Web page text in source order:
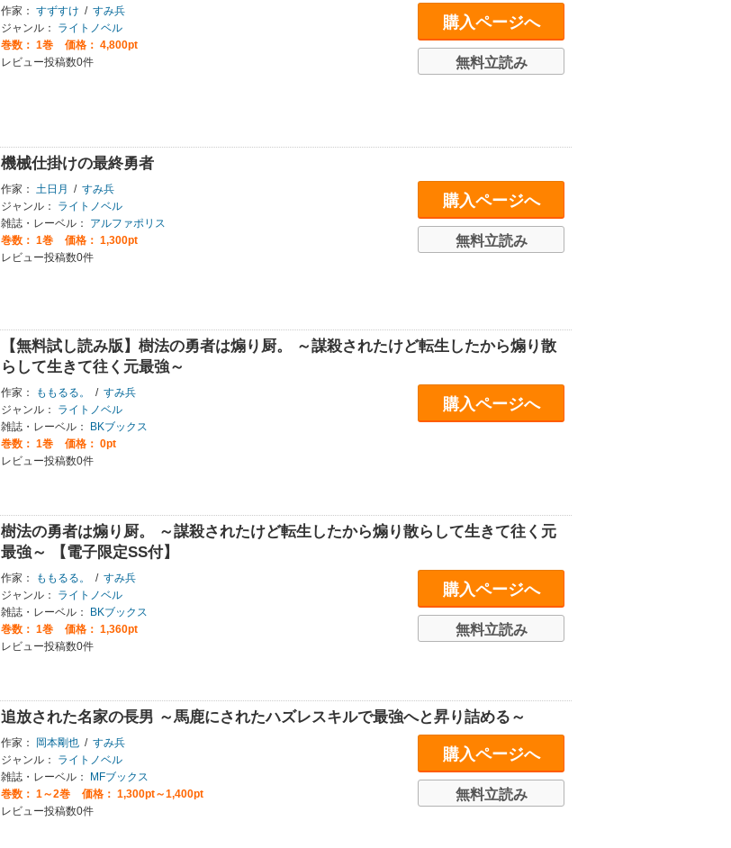
作家： すずすけ / すみ兵
ジャンル：
ライトノベル
巻数： 1巻
価格： 4,800pt
レビュー投稿数0件
購入ページへ
無料立読み
機械仕掛けの最終勇者
作家： 土日月 / すみ兵
ジャンル：
ライトノベル
雑誌・レーベル：
アルファポリス
巻数： 1巻
価格： 1,300pt
レビュー投稿数0件
購入ページへ
無料立読み
【無料試し読み版】樹法の勇者は煽り厨。 ～謀殺されたけど転生したから煽り散
らして生きて往く元最強～
作家： ももるる。 / すみ兵
ジャンル：
ライトノベル
雑誌・レーベル：
BKブックス
巻数： 1巻
価格： 0pt
レビュー投稿数0件
購入ページへ
樹法の勇者は煽り厨。 ～謀殺されたけど転生したから煽り散らして生きて往く元
最強～ 【電子限定SS付】
作家： ももるる。 / すみ兵
ジャンル：
ライトノベル
雑誌・レーベル：
BKブックス
巻数： 1巻
価格： 1,360pt
レビュー投稿数0件
購入ページへ
無料立読み
追放された名家の長男 ～馬鹿にされたハズレスキルで最強へと昇り詰める～
作家： 岡本剛也 / すみ兵
ジャンル：
ライトノベル
雑誌・レーベル：
MFブックス
巻数： 1～2巻
価格： 1,300pt～1,400pt
レビュー投稿数0件
購入ページへ
無料立読み